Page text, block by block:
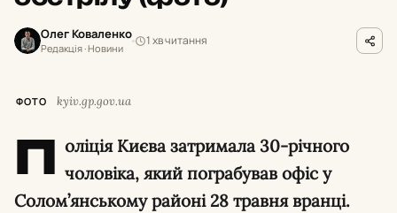
Олег Коваленко
Редакція · Новини
1 хв читання
ФОТО kyiv.gp.gov.ua
П оліція Києва затримала 30-річного
чоловіка, який пограбував офіс у
Солом’янському районі 28 травня вранці.